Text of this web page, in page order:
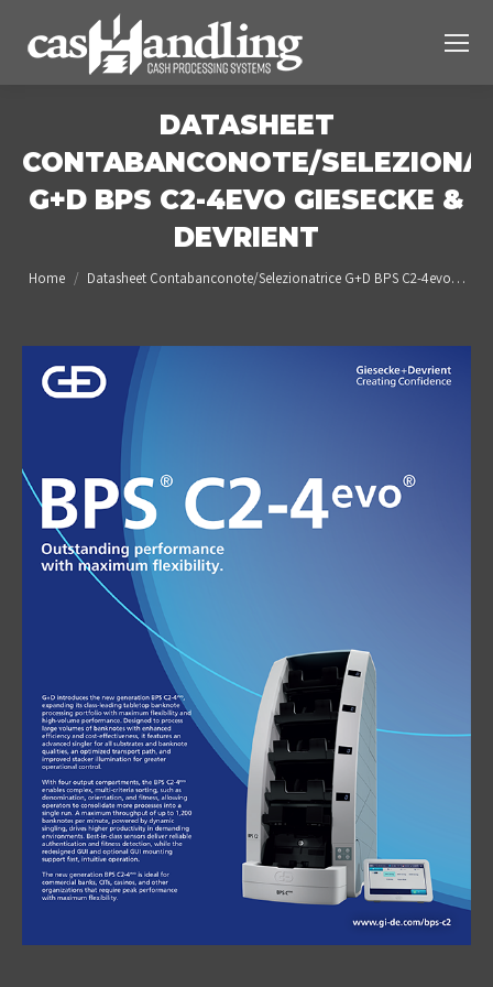
DATASHEET
CONTABANCONOTE/
G+D BPS C2-4EVO GIESECKE &
DEVRIENT
You are here:
Home Datasheet Contabanconote/Selezionatrice G+D BPS C2-4evo…